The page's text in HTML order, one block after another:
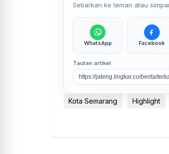
Sebarkan ke teman atau
WhatsApp Facebook
Tautan artikel
Kota Semarang Highlight